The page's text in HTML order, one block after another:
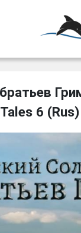
6 (Rus)